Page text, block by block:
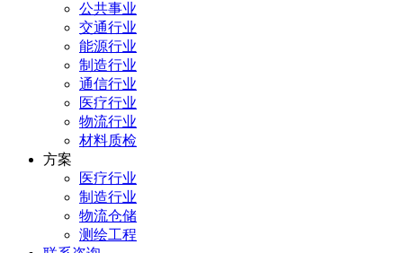
公共事业
交通行业
能源行业
制造行业
通信行业
医疗行业
物流行业
材料质检
方案
医疗行业
制造行业
物流仓储
测绘工程